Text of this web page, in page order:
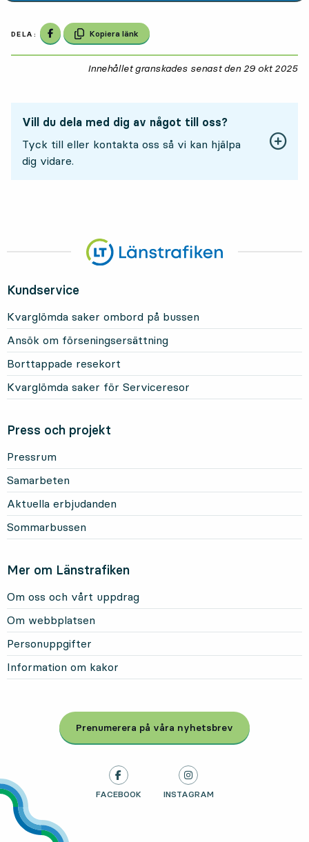
DELA: Dela på Facebook
Kopiera länk
Innehållet granskades senast den 29 okt 2025
Vill du dela med dig av något till oss?
Tyck till eller kontakta oss så vi kan hjälpa
dig vidare.
Kundservice
Kvarglömda saker ombord på bussen
Ansök om förseningsersättning
Borttappade resekort
Kvarglömda saker för Serviceresor
Press och projekt
Pressrum
Samarbeten
Aktuella erbjudanden
Sommarbussen
Mer om Länstrafiken
Om oss och vårt uppdrag
Om webbplatsen
Personuppgifter
Information om kakor
Prenumerera på våra nyhetsbrev
, Öppnas i modal
LÄNSTRAFIKEN PÅ
FACEBOOK , ÖPPNAS I NY FLIK
LÄNSTRAFIKEN PÅ
INSTAGRAM